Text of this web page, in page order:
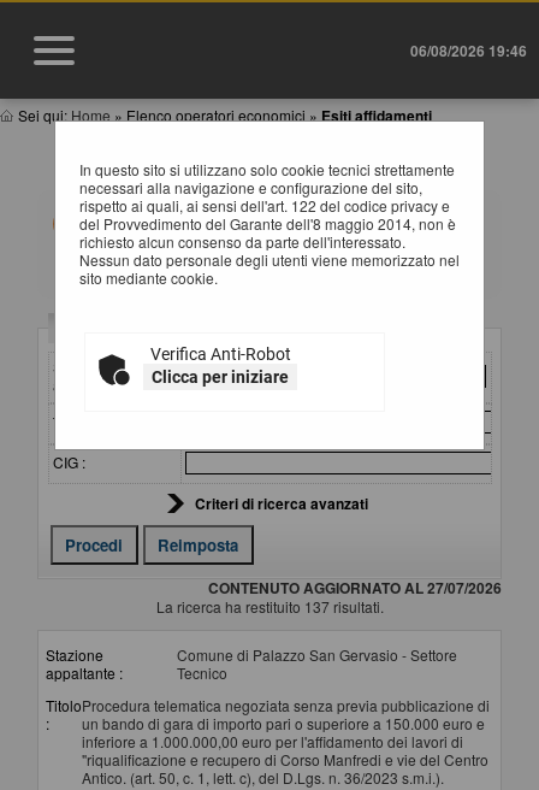
06/08/2026 19:46
Sei qui: Home » Elenco operatori economici » Esiti affidamenti
In questo sito si utilizzano solo cookie tecnici strettamente
necessari alla navigazione e configurazione del sito,
rispetto ai quali, ai sensi dell'art. 122 del codice privacy e
del Provvedimento del Garante dell'8 maggio 2014, non è
richiesto alcun consenso da parte dell'interessato.
Nessun dato personale degli utenti viene memorizzato nel
sito mediante cookie.
Verifica Anti-Robot
Clicca per iniziare
ESITI AFFIDAMENTI
All'interno di questa sezione è possibile consultare gli
esiti di gare, condotte mediante l'utilizzo di elenco
operatori economici secondo i tempi previsti dalla
normativa dei contratti.
Stazione
appaltante :
Titolo :
CIG :
Criteri di ricerca avanzati
CONTENUTO AGGIORNATO AL 27/07/2026
La ricerca ha restituito 137 risultati.
Stazione
appaltante :
Comune di Palazzo San Gervasio - Settore
Tecnico
Titolo
:
Procedura telematica negoziata senza previa pubblicazione di
un bando di gara di importo pari o superiore a 150.000 euro e
inferiore a 1.000.000,00 euro per l'affidamento dei lavori di
"riqualificazione e recupero di Corso Manfredi e vie del Centro
Antico. (art. 50, c. 1, lett. c), del D.Lgs. n. 36/2023 s.m.i.).